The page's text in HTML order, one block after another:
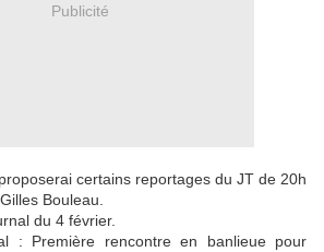
Publicité
certains reportages du JT de 20h
Bouleau.
du 4 février.
: Première rencontre en banlieue pour